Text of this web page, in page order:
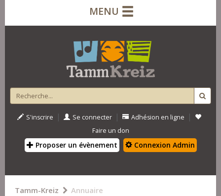
MENU
S'inscrire | Se connecter | Adhésion en ligne |
Faire un don
Proposer un évènement Connexion Admin
Tamm-Kreiz Annuaire